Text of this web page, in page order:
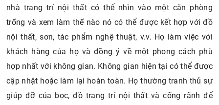
nhà trang trí nội thất có thể nhìn vào một căn phòng
trống và xem làm thế nào nó có thể được kết hợp với đồ
nội thất, sơn, tác phẩm nghệ thuật, v.v. Họ làm việc với
khách hàng của họ và đồng ý về một phong cách phù
hợp nhất với không gian. Không gian hiện tại có thể được
cập nhật hoặc làm lại hoàn toàn. Họ thường tranh thủ sự
giúp đỡ của bọc, đồ trang trí nội thất và cống rãnh để